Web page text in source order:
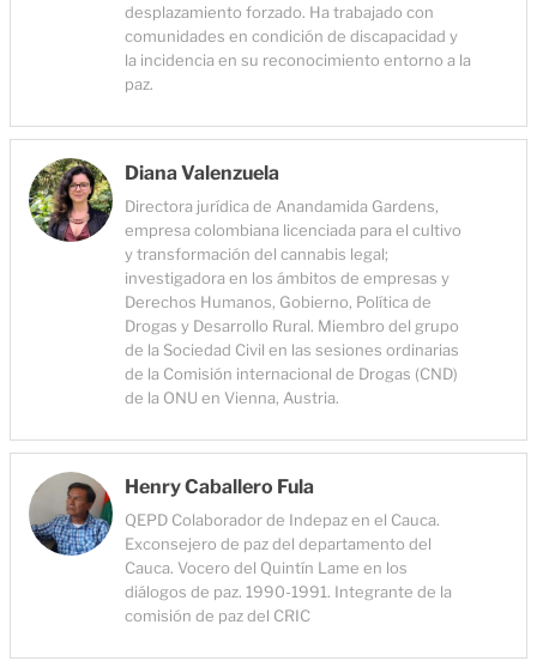
desplazamiento forzado. Ha trabajado con
comunidades en condición de discapacidad y
la incidencia en su reconocimiento entorno a la
paz.
Diana Valenzuela
Directora jurídica de Anandamida Gardens,
empresa colombiana licenciada para el cultivo
y transformación del cannabis legal;
investigadora en los ámbitos de empresas y
Derechos Humanos, Gobierno, Política de
Drogas y Desarrollo Rural. Miembro del grupo
de la Sociedad Civil en las sesiones ordinarias
de la Comisión internacional de Drogas (CND)
de la ONU en Vienna, Austria.
Henry Caballero Fula
QEPD Colaborador de Indepaz en el Cauca.
Exconsejero de paz del departamento del
Cauca. Vocero del Quintín Lame en los
diálogos de paz. 1990-1991. Integrante de la
comisión de paz del CRIC